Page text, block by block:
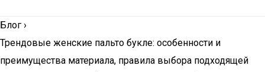
Блог ›
Трендовые женские пальто букле: особенности и
преимущества материала, правила выбора подходящей